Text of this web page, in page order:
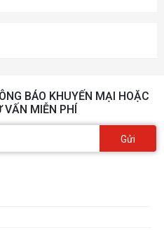
AC 9560 802.11b/g/n/ac
Combo
1 Type-C™ (Data Transfer
Transfer Only); 1 AC smart pin;
BÁO KHUYẾN MẠI HOẶC
MIỄN PHÍ
Gửi